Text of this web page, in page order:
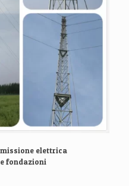
elettrica
fondazioni